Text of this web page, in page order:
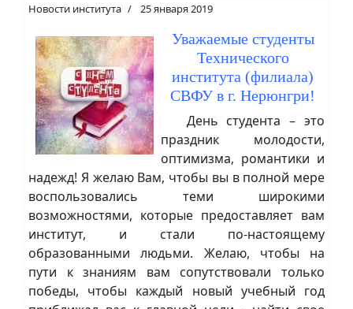
Новости института 25 января 2019
Уважаемые студенты
Технического
института (филиала)
СВФУ в г. Нерюнгри!
День студента – это
праздник молодости,
оптимизма, романтики и
надежд! Я желаю Вам, чтобы вы в полной мере
воспользовались теми широкими
возможностями, которые предоставляет вам
институт, и стали по-настоящему
образованными людьми. Желаю, чтобы на
пути к знаниям вам сопутствовали только
победы, чтобы каждый новый учебный год